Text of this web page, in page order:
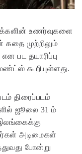
உணர்வுகளை
கதை முற்றிலும்
பட தயாரிப்பு
கூறியுள்ளது.
திரைப்படம்
ஜூலை 31 ம்
இலங்கைக்கு
அடிமைகள்
போன்று